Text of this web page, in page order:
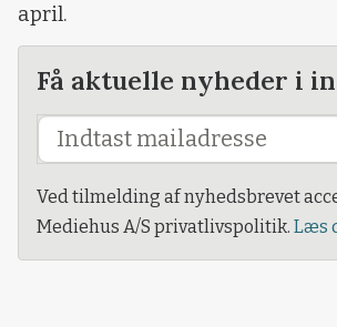
april.
Få aktuelle nyheder i
Ved tilmelding af nyhedsbrevet
Mediehus A/S privatlivspolitik. Læs